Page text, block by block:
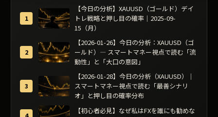
【今日の分析】XAUUSD（ゴールド）デイ
トレ戦略と押し目の確率｜2025-09-
15（月）
【2026-01-26】今日の分析：XAUUSD（ゴ
ールド）— スマートマネー視点で読む「流
動性」と「大口の意図」
【2026-01-28】今日の分析（XAUUSD）｜
スマートマネー視点で読む「最善シナリ
オ」と押し目の確率分布
【初心者必見】なぜ私はFXを誰にも勧めな